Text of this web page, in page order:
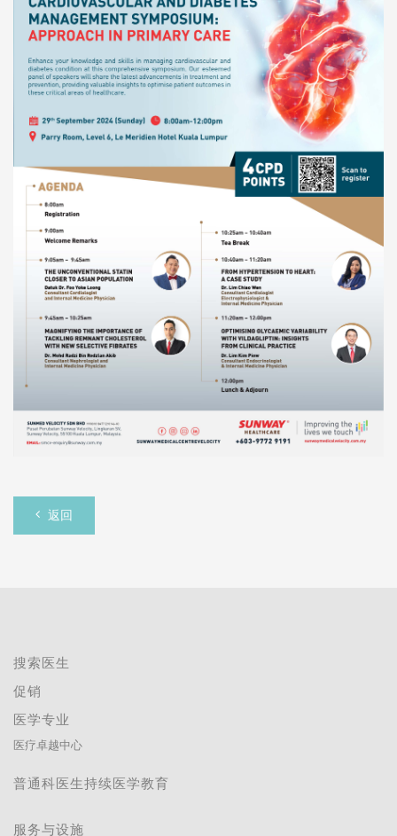
返回
搜索医生
促销
医学专业
医疗卓越中心
普通科医生持续医学教育
服务与设施